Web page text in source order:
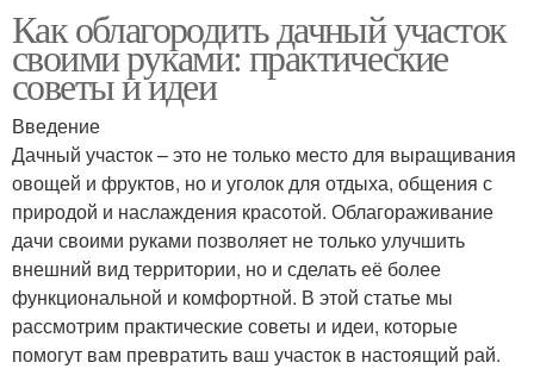
Как облагородить дачный участок
своими руками: практические
советы и идеи
Введение
Дачный участок – это не только место для выращивания
овощей и фруктов, но и уголок для отдыха, общения с
природой и наслаждения красотой. Облагораживание
дачи своими руками позволяет не только улучшить
внешний вид территории, но и сделать её более
функциональной и комфортной. В этой статье мы
рассмотрим практические советы и идеи, которые
помогут вам превратить ваш участок в настоящий рай.